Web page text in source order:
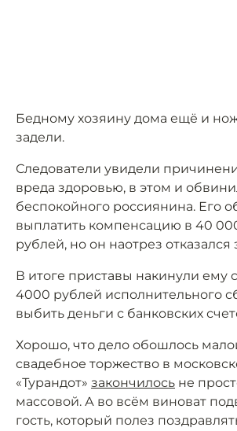
Бедному хозяину дома ещё и
задели.
Следователи увидели
вреда здоровью, в этом и
беспокойного россиянина. Его
выплатить компенсацию в 40
рублей, но он наотрез отказался
В итоге приставы накинули ему
4000 рублей исполнительного
выбить деньги с банковских
Хорошо, что дело обошлось
свадебное торжество в
«Турандот» закончилось не
массовой. А во всём виноват
гость, который полез